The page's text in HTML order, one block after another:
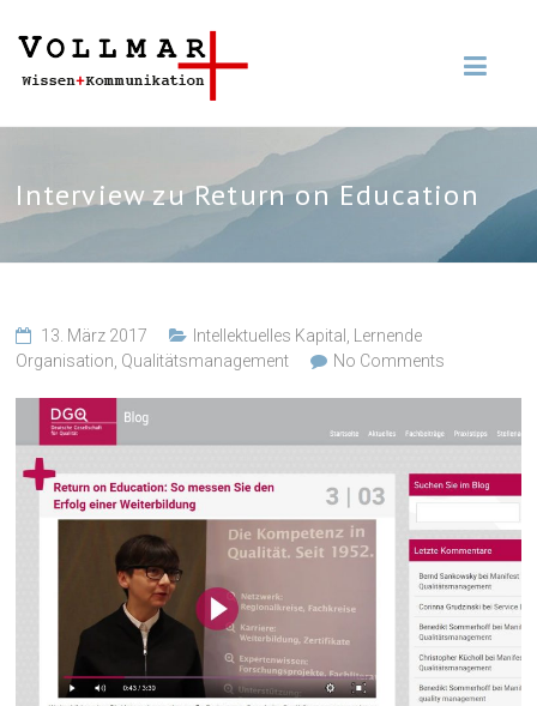
Interview zu Return on Education
13. März 2017 Intellektuelles Kapital
Lernende
Organisation Qualitätsmanagement No Comments